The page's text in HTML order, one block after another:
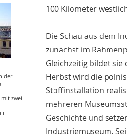
der
mit zwei
i
100 Kilometer
Die Schau aus dem
zunächst im
Gleichzeitig bildet sie
Herbst wird die
Stoffinstallation
mehreren
Geschichte und
Industriemuseum.